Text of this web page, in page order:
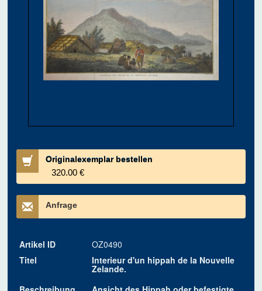
Originalexemplar bestellen
320.00 €
Anfrage
Artikel ID
OZ0490
Titel
Interieur d'un hippah de la Nouvelle
Zelande.